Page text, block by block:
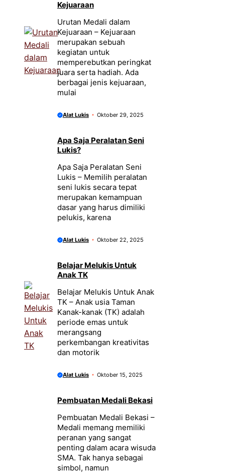
Kejuaraan
Urutan Medali dalam
Kejuaraan – Kejuaraan
merupakan sebuah
kegiatan untuk
memperebutkan peringkat
juara serta hadiah. Ada
berbagai jenis kejuaraan,
mulai
Alat Lukis Oktober 29, 2025
Apa Saja Peralatan Seni
Lukis?
Apa Saja Peralatan Seni
Lukis – Memilih peralatan
seni lukis secara tepat
merupakan kemampuan
dasar yang harus dimiliki
pelukis, karena
Alat Lukis Oktober 22, 2025
Belajar Melukis Untuk
Anak TK
Belajar Melukis Untuk Anak
TK – Anak usia Taman
Kanak-kanak (TK) adalah
periode emas untuk
merangsang
perkembangan kreativitas
dan motorik
Alat Lukis Oktober 15, 2025
Pembuatan Medali Bekasi
Pembuatan Medali Bekasi –
Medali memang memiliki
peranan yang sangat
penting dalam acara wisuda
SMA. Tak hanya sebagai
simbol, namun